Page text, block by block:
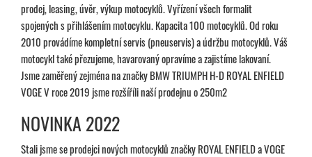
prodej, leasing, úvěr, výkup motocyklů. Vyřízení všech formalit
spojených s přihlášením motocyklu. Kapacita 100 motocyklů. Od roku
2010 provádíme kompletní servis (pneuservis) a údržbu motocyklů. Váš
motocykl také přezujeme, havarovaný opravíme a zajistíme lakovaní.
Jsme zaměřený zejména na značky BMW TRIUMPH H-D ROYAL ENFIELD
VOGE V roce 2019 jsme rozšíříli naší prodejnu o 250m2
NOVINKA 2022
Stali jsme se prodejci nových motocyklů značky ROYAL ENFIELD a VOGE